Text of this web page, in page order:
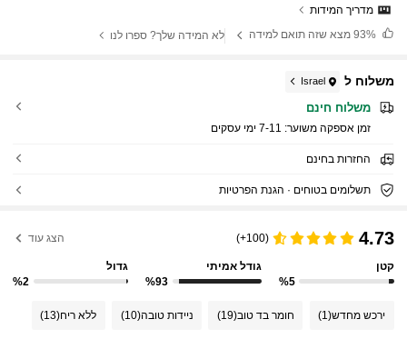
מדריך המידות
מצא שזה תואם למידה לא המידה שלך? ספרו לנו
משלוח ל Israel
משלוח חינם
זמן אספקה ​​משוער: 7-11 ימי עסקים
החזרות בחינם
תשלומים בטוחים · הגנת הפרטיות
4.73
(100+) הצג עוד
קטן
%5
גודל אמיתי
%93
גדול
%2
ירכש מחדש(1) חומר בד טוב(19) ניידות טובה(10) ללא ריח(13)